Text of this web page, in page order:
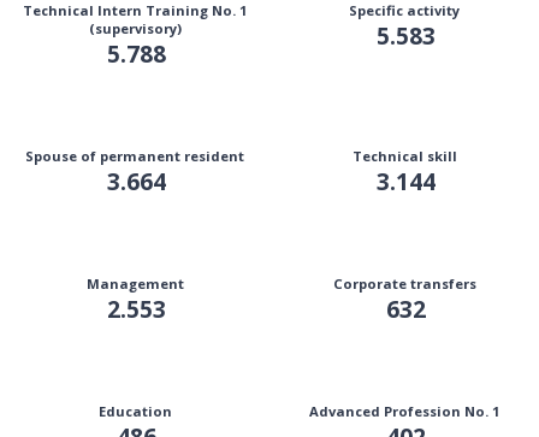
Technical Intern Training No. 1
(supervisory)
5.788
Specific activity
5.583
Spouse of permanent resident
3.664
Technical skill
3.144
Management
2.553
Corporate transfers
632
Education Advanced Profession No. 1